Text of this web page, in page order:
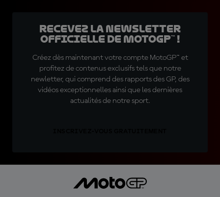
Recevez la Newsletter
officielle de MotoGP™ !
Créez dès maintenant votre compte MotoGP™ et
profitez de contenus exclusifs tels que notre
newletter, qui comprend des rapports des GP, des
vidéos exceptionnelles ainsi que les dernières
actualités de notre sport.